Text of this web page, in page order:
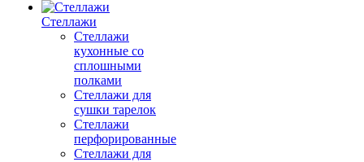
Стеллажи
Стеллажи
кухонные со
сплошными
полками
Стеллажи для
сушки тарелок
Стеллажи
перфорированные
Стеллажи для